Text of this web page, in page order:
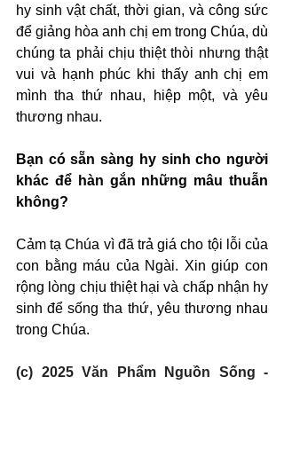
hy sinh vật chất, thời gian, và công sức
để giảng hòa anh chị em trong Chúa, dù
chúng ta phải chịu thiệt thòi nhưng thật
vui và hạnh phúc khi thấy anh chị em
mình tha thứ nhau, hiệp một, và yêu
thương nhau.
Bạn có sẵn sàng hy sinh cho người
khác để hàn gắn những mâu thuẫn
không?
Cảm tạ Chúa vì đã trả giá cho tội lỗi của
con bằng máu của Ngài. Xin giúp con
rộng lòng chịu thiệt hại và chấp nhận hy
sinh để sống tha thứ, yêu thương nhau
trong Chúa.
(c) 2025 Văn Phẩm Nguồn Sống -